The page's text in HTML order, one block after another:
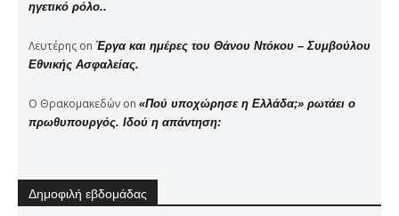
ηγετικό ρόλο..
Λευτέρης on Έργα και ημέρες του Θάνου Ντόκου – Συμβούλου
Εθνικής Ασφαλείας.
Ο Θρακομακεδών on «Πού υποχώρησε η Ελλάδα;» ρωτάει ο
πρωθυπουργός. Ιδού η απάντηση:
Δημοφιλή εβδομάδας